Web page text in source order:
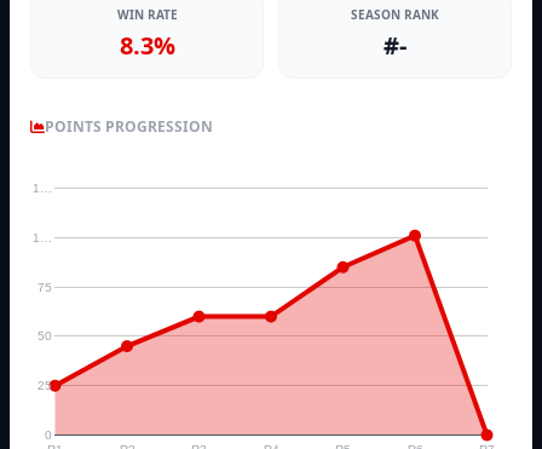
WIN RATE
8.3%
SEASON RANK
#-
POINTS PROGRESSION
0
25
50
75
1…
1…